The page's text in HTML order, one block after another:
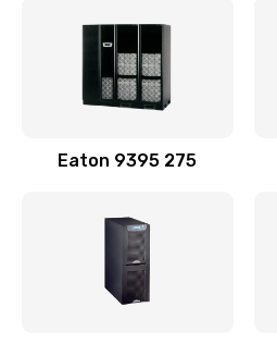
Eaton 9395 275